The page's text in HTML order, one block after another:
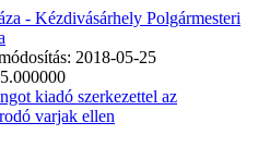
- Kézdivásárhely Polgármesteri
2018-05-25
kiadó szerkezettel az
varjak ellen